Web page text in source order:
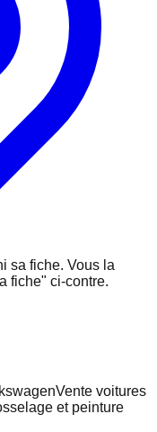
sa fiche. Vous la
fiche" ci-contre.
voitures
et peinture